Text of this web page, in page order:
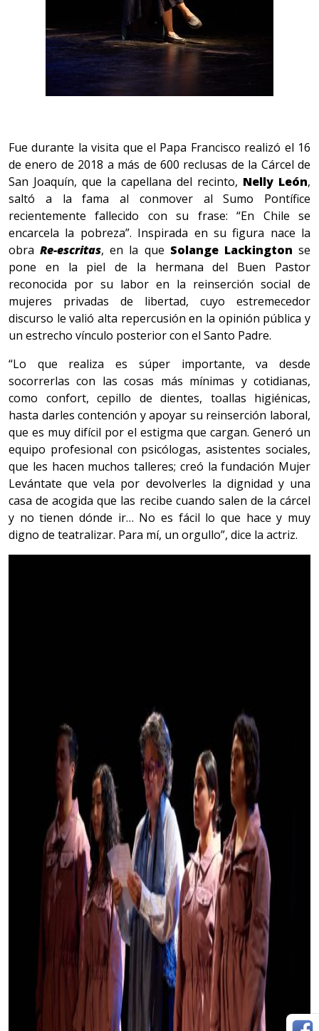
Fue durante la visita que el Papa Francisco realizó el 16
de enero de 2018 a más de 600 reclusas de la Cárcel de
San Joaquín, que la capellana del recinto, Nelly León,
saltó a la fama al conmover al Sumo Pontífice
recientemente fallecido con su frase: “En Chile se
encarcela la pobreza”. Inspirada en su figura nace la
obraRe-escritas, en la que Solange Lackington se
pone en la piel de la hermana del Buen Pastor
reconocida por su labor en la reinserción social de
mujeres privadas de libertad, cuyo estremecedor
discurso le valió alta repercusión en la opinión pública y
un estrecho vínculo posterior con el Santo Padre.
“Lo que realiza es súper importante, va desde
socorrerlas con las cosas más mínimas y cotidianas,
como confort, cepillo de dientes, toallas higiénicas,
hasta darles contención y apoyar su reinserción laboral,
que es muy difícil por el estigma que cargan. Generó un
equipo profesional con psicólogas, asistentes sociales,
que les hacen muchos talleres; creó la fundación Mujer
Levántate que vela por devolverles la dignidad y una
casa de acogida que las recibe cuando salen de la cárcel
y no tienen dónde ir… No es fácil lo que hace y muy
digno de teatralizar. Para mí, un orgullo”, dice la actriz.